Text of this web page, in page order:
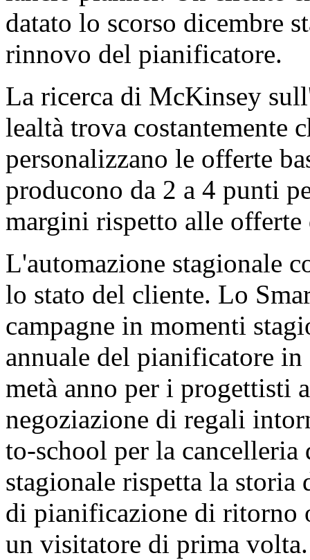
datato lo scorso dicembre
rinnovo del pianificatore.
La ricerca di McKinsey
lealtà trova costantemente
personalizzano le offerte
producono da 2 a 4 punti
margini rispetto alle offerte
L'automazione stagionale
lo stato del cliente. Lo
campagne in momenti
annuale del pianificatore
metà anno per i progettisti
negoziazione di regali
to-school per la
stagionale rispetta la
di pianificazione di ritorno
un visitatore di prima volta.